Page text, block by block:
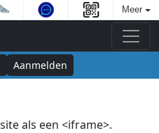
Meer
Aanmelden
als een <iframe>.